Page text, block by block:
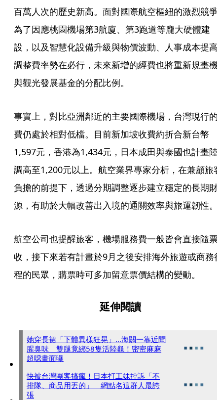
百萬人次的歷史新高。面對國際航空樞紐的激烈競爭
為了因應桃園機場第3航廈、第3跑道等龐大硬體建
設，以及智慧化設備升級與物價波動、人事成本提高
調整費率勢在必行，未來新增的經費也將重新規畫機
與觀光發展基金的分配比例。
事實上，對比亞洲鄰近的主要國際機場，台灣現行的
費仍處於相對低檔。目前新加坡收費約折合新台幣
1,597元，香港為1,434元，日本成田與泰國也計畫陸
調高至1,200元以上。航空業界專家分析，在兼顧旅
負擔的前提下，透過分期調整逐步建立穩定的長期財
源，有助於大幅改善出入境的通關效率與旅運韌性。
航空公司也提醒旅客，機場服務費一般皆會直接隨票
收，接下來若有計畫於9月之後安排海外旅遊或商務
程的民眾，購票時可多加留意票價結構的變動。
延伸閱讀
她穿長裙「下體異樣狂晃」...海關一靠近聞
腥臭味 雙腿竟綁58隻活陸龜！密密麻麻
超噁畫面曝
快被台灣團客搞瘋！日本打工妹控訴「不
排隊、商品用丟的」 網點名這群人最誇
張